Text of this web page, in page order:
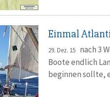
Einmal
29. Dez. 15nach 3
Boote endlich
beginnen sollte,